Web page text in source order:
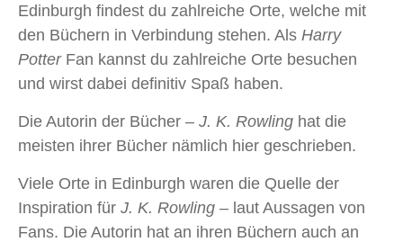
Edinburgh findest du zahlreiche Orte, welche mit
den Büchern in Verbindung stehen. Als Harry
PotterFan kannst du zahlreiche Orte besuchen
und wirst dabei definitiv Spaß haben.
Die Autorin der Bücher – J. K. Rowling hat die
meisten ihrer Bücher nämlich hier geschrieben.
Viele Orte in Edinburgh waren die Quelle der
Inspiration für J. K. Rowling – laut Aussagen von
Fans. Die Autorin hat an ihren Büchern auch an